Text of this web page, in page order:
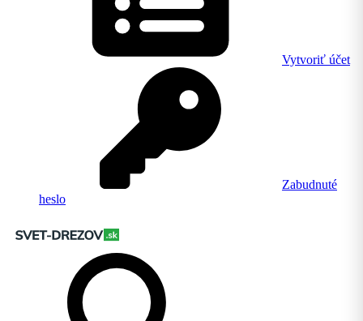
Vytvoriť účet
Zabudnuté
heslo